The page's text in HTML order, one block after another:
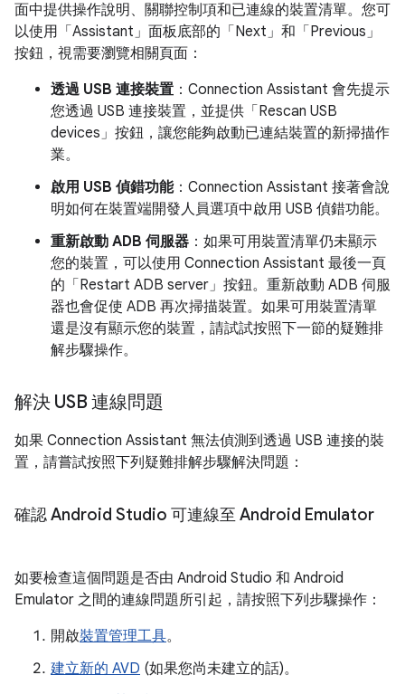
面中提供操作說明、關聯控制項和已連線的裝置清單。您可
以使用「Assistant」 面板底部的「Next」 和「Previous」
按鈕，視需要瀏覽相關頁面：
透過 USB 連接裝置 ：Connection Assistant 會先提示
您透過 USB 連接裝置，並提供「Rescan USB
devices」 按鈕，讓您能夠啟動已連結裝置的新掃描作
業。
啟用 USB 偵錯功能：Connection Assistant 接著會說
明如何在裝置端開發人員選項中啟用 USB 偵錯功能。
重新啟動 ADB 伺服器 ：如果可用裝置清單仍未顯示
您的裝置，可以使用 Connection Assistant 最後一頁
的「Restart ADB server」 按鈕。重新啟動 ADB 伺服
器也會促使 ADB 再次掃描裝置。如果可用裝置清單
還是沒有顯示您的裝置，請試試按照下一節的疑難排
解步驟操作。
解決 USB 連線問題
如果 Connection Assistant 無法偵測到透過 USB 連接的裝
置，請嘗試按照下列疑難排解步驟解決問題：
確認 Android Studio 可連線至 Android Emulator
如要檢查這個問題是否由 Android Studio 和 Android
Emulator 之間的連線問題所引起，請按照下列步驟操作：
開啟裝置管理工具。
建立新的 AVD (如果您尚未建立的話)。